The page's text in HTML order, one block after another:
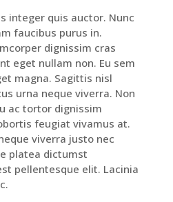
integer quis auctor. Nunc
faucibus purus in.
dignissim cras
eget nullam non. Eu sem
magna. Sagittis nisl
urna neque viverra. Non
ac tortor dignissim
feugiat vivamus at.
viverra justo nec
platea dictumst
pellentesque elit. Lacinia